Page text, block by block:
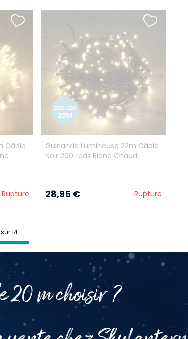
Câble
Rupture
Guirlande Lumineuse 22m Câble
Noir 200 Leds Blanc Chaud
28,95 € Rupture
14
20 m choisir ?